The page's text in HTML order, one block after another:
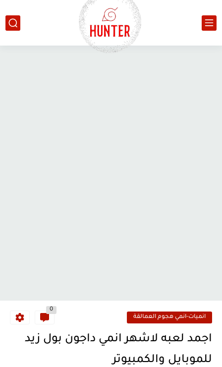
google.com, pub-6627165785680337, DIRECT, f08c47fec0942fa0
انميات-انمي هجوم العمالقة
0
اجمد لعبه لاشهر انمي داجون بول زيد
للموبايل والكمبيوتر